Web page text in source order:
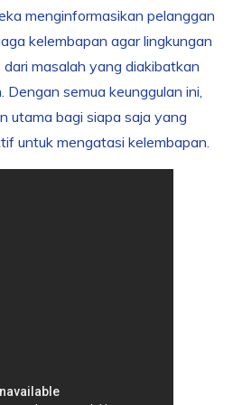
menginformasikan pelanggan
kelembapan agar lingkungan
masalah yang diakibatkan
semua keunggulan ini,
utama bagi siapa saja yang
untuk mengatasi kelembapan.